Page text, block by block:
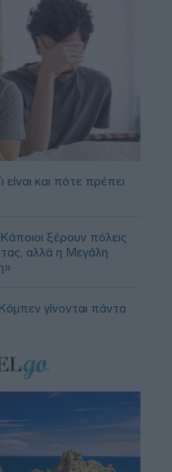
και πότε πρέπει
ξέρουν πόλεις
αλλά η Μεγάλη
γίνονται πάντα